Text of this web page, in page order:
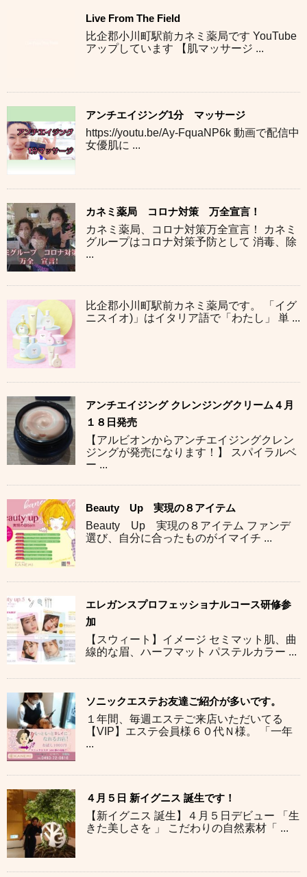
Live From The Field
比企郡小川町駅前カネミ薬局です YouTube
アップしています 【肌マッサージ ...
アンチエイジング1分 マッサージ
https://youtu.be/Ay-FquaNP6k 動画で配信中
女優肌に ...
カネミ薬局 コロナ対策 万全宣言！
カネミ薬局、コロナ対策万全宣言！ カネミ
グループはコロナ対策予防として 消毒、除
...
比企郡小川町駅前カネミ薬局です。 「イグ
ニスイオ)」はイタリア語で「わたし」 単 ...
アンチエイジング クレンジングクリーム４月
１８日発売
【アルビオンからアンチエイジングクレン
ジングが発売になります！】 スパイラルベ
ー ...
Beauty Up 実現の８アイテム
Beauty Up 実現の８アイテム ファンデ
選び、自分に合ったものがイマイチ ...
エレガンスプロフェッショナルコース研修参
加
【スウィート】イメージ セミマット肌、曲
線的な眉、ハーフマット パステルカラー ...
ソニックエステお友達ご紹介が多いです。
１年間、毎週エステご来店いただいてる
【VIP】エステ会員様６０代Ｎ様。 「一年
...
４月５日 新イグニス 誕生です！
【新イグニス 誕生】４月５日デビュー 「生
きた美しさを 」 こだわりの自然素材「 ...